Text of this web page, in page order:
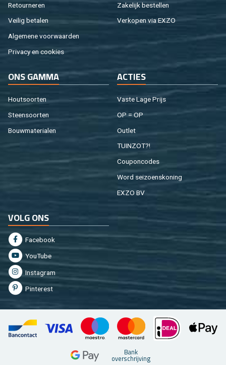
Re­tour­ne­ren
Vei­lig be­ta­len
Al­ge­me­ne voor­waar­den
Pri­va­cy en coo­kies
Za­ke­lijk be­stel­len
Ver­ko­pen via EXZO
ONS GAMMA
Hout­soor­ten
Steen­soor­ten
Bouw­ma­te­ri­a­len
AC­TIES
Vaste Lage Prijs
OP = OP
Out­let
TUIN­ZOT?!
Cou­pon­co­des
Word sei­zoens­ko­ning
EXZO BV
VOLG ONS
Fa­cebook
You­Tu­be
In­st­agram
Pin­te­rest
Bank
over­schrij­ving